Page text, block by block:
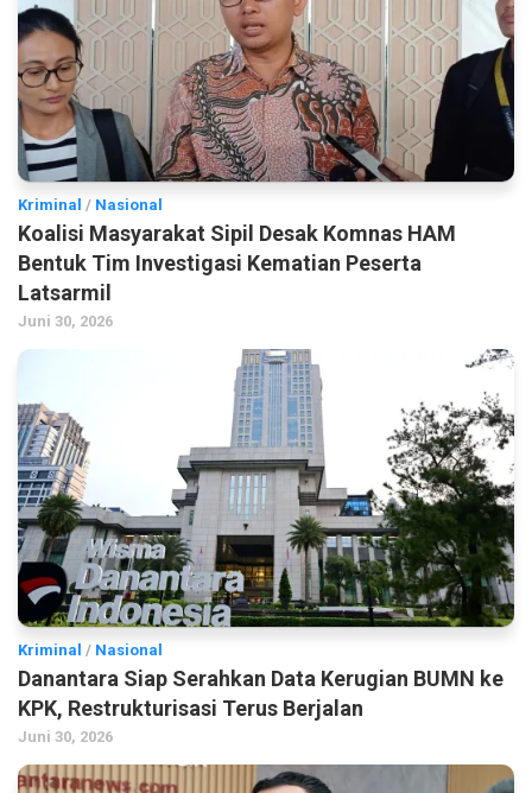
Kriminal / Nasional
Koalisi Masyarakat Sipil Desak Komnas HAM
Bentuk Tim Investigasi Kematian Peserta
Latsarmil
Juni 30, 2026
Kriminal / Nasional
Danantara Siap Serahkan Data Kerugian BUMN ke
KPK, Restrukturisasi Terus Berjalan
Juni 30, 2026